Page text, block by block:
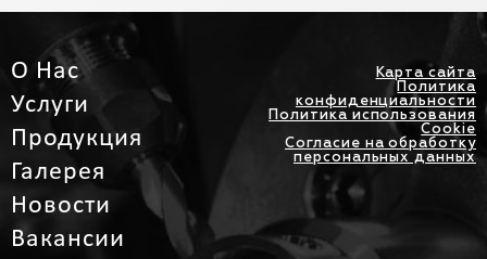
О Нас
Услуги
Продукция
Галерея
Новости
Вакансии
Карта сайта
Политика
конфиденциальности
Политика использования
Cookie
Согласие на обработку
персональных данных